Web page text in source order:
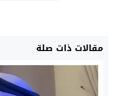
مقالات ذات صلة